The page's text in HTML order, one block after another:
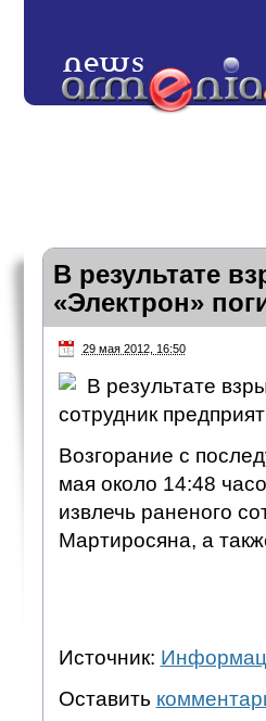
В результате
«Электрон»
29 мая 2012, 16:50
В результате
сотрудник
Возгорание с
мая около 14:48
извлечь раненого
Мартиросяна, а
Источник:
Оставить